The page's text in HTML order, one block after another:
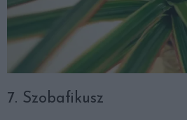
7. Szobafikusz